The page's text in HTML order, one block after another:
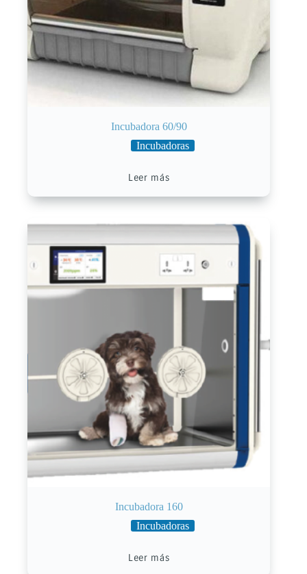
Incubadora 60/90
Incubadoras
Leer más
Incubadora 160
Incubadoras
Leer más